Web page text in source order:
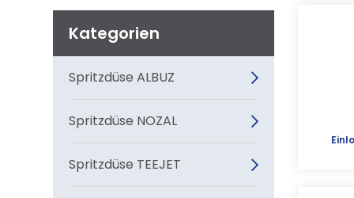
Kategorien
Spritzdüse ALBUZ
Spritzdüse NOZAL
Spritzdüse TEEJET